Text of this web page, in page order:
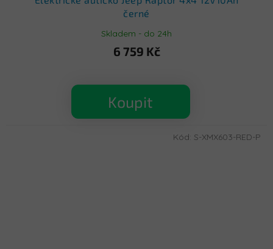
černé
Skladem - do 24h
6 759 Kč
Koupit
Kód: S-XMX603-RED-P